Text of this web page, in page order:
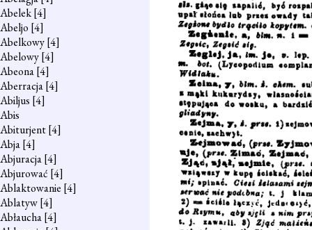
Abelek[4]
Abeljo [4]
Abelkowy[4]
Abelowy[4]
Abeona[4]
Aberracja[4]
Abiljus [4]
Abis
Abiturjent[4]
Abja[4]
Abjuracja[4]
Abjurować [4]
Ablaktowanie [4]
Ablatyw[4]
Abłaucha[4]